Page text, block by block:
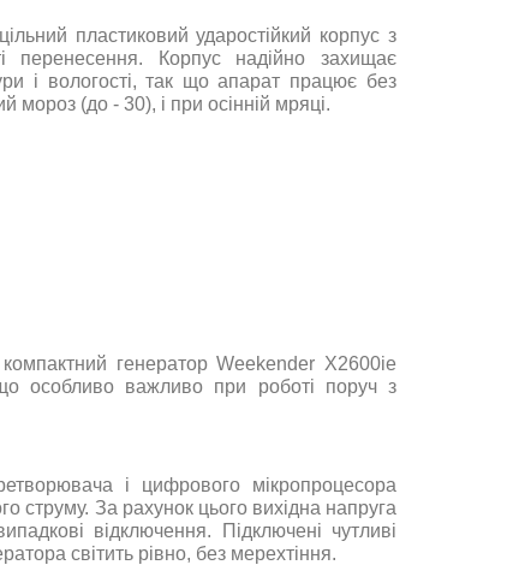
пластиковий ударостійкий корпус з
перенесення. Корпус надійно захищає
і вологості, так що апарат працює без
мороз (до - 30), і при осінній мряці.
ктний генераторWeekender X2600ie
особливо важливо при роботі поруч з
і цифрового мікропроцесора
струму. За рахунок цього вихідна напруга
відключення. Підключені чутливі
світить рівно, без мерехтіння.